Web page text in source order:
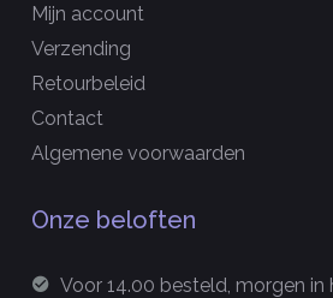
Mijn account
Verzending
Retourbeleid
Contact
Algemene voorwaarden
Onze beloften
Voor 14.00 besteld, morgen in